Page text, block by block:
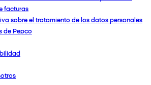
facturas
sobre el tratamiento de los datos personales
de Pepco